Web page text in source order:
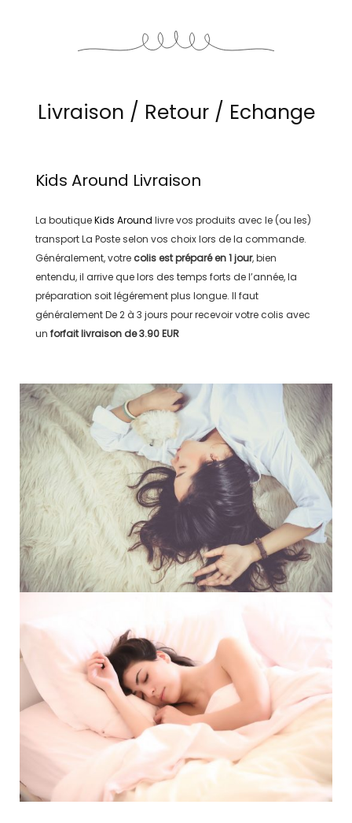
Livraison / Retour / Echange
Kids Around Livraison
La boutiqueKids Around livre vos produits avec le (ou les)
transportLa Posteselon vos choix lors de la commande.
Généralement, votre colis est préparé en1 jour, bien
entendu, il arrive que lors des temps forts de l’année, la
préparation soit légérement plus longue. Il faut
généralementDe 2 à 3 jours pour recevoir votre colis avec
un forfait livraison de3.90 EUR